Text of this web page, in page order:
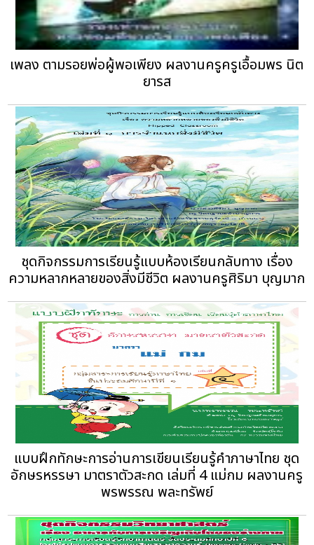
เพลง ตามรอยพ่อผู้พอเพียง ผลงานครูครูเอื้อมพร นิต
ยารส
ชุดกิจกรรมการเรียนรู้แบบห้องเรียนกลับทาง เรื่อง
ความหลากหลายของสิ่งมีชีวิต ผลงานครูศิริมา บุญมาก
แบบฝึกทักษะการอ่านการเขียนเรียนรู้คำภาษาไทย ชุด
อักษรหรรษา มาตราตัวสะกด เล่มที่ 4 แม่กม ผลงานครู
พรพรรณ พละทรัพย์